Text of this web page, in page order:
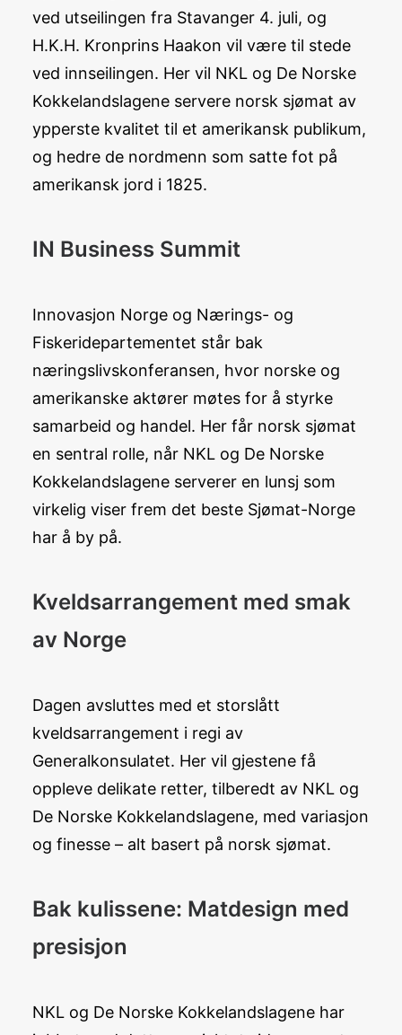
ved utseilingen fra Stavanger 4. juli, og
H.K.H. Kronprins Haakon vil være til stede
ved innseilingen. Her vil NKL og De Norske
Kokkelandslagene servere norsk sjømat av
ypperste kvalitet til et amerikansk publikum,
og hedre de nordmenn som satte fot på
amerikansk jord i 1825.
IN Business Summit
Innovasjon Norge og Nærings- og
Fiskeridepartementet står bak
næringslivskonferansen, hvor norske og
amerikanske aktører møtes for å styrke
samarbeid og handel. Her får norsk sjømat
en sentral rolle, når NKL og De Norske
Kokkelandslagene serverer en lunsj som
virkelig viser frem det beste Sjømat-Norge
har å by på.
Kveldsarrangement med smak
av Norge
Dagen avsluttes med et storslått
kveldsarrangement i regi av
Generalkonsulatet. Her vil gjestene få
oppleve delikate retter, tilberedt av NKL og
De Norske Kokkelandslagene, med variasjon
og finesse – alt basert på norsk sjømat.
Bak kulissene: Matdesign med
presisjon
NKL og De Norske Kokkelandslagene har